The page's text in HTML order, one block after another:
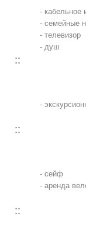
- кабельное
- семейные
- телевизор
- душ
::
-
::
- сейф
- аренда
::